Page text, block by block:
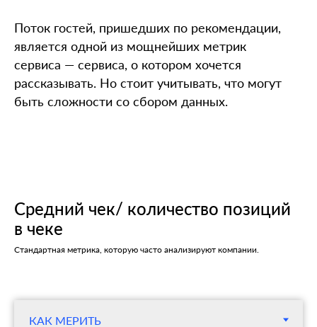
Поток гостей, пришедших по рекомендации,
является одной из мощнейших метрик
сервиса — сервиса, о котором хочется
рассказывать. Но стоит учитывать, что могут
быть сложности со сбором данных.
Средний чек/ количество позиций
в чеке
Стандартная метрика, которую часто анализируют компании.